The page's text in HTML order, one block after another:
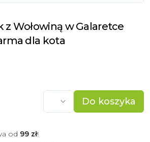
z Wołowiną w Galaretce
dla kota
Do koszyka
od 99 zł!